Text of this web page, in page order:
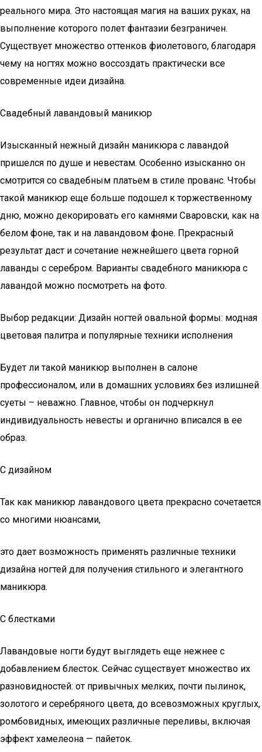
реального мира. Это настоящая магия на ваших руках, на
выполнение которого полет фантазии безграничен.
Существует множество оттенков фиолетового, благодаря
чему на ногтях можно воссоздать практически все
современные идеи дизайна.
Свадебный лавандовый маникюр
Изысканный нежный дизайн маникюра с лавандой
пришелся по душе и невестам. Особенно изысканно он
смотрится со свадебным платьем в стиле прованс. Чтобы
такой маникюр еще больше подошел к торжественному
дню, можно декорировать его камнями Сваровски, как на
белом фоне, так и на лавандовом фоне. Прекрасный
результат даст и сочетание нежнейшего цвета горной
лаванды с серебром. Варианты свадебного маникюра с
лавандой можно посмотреть на фото.
Выбор редакции: Дизайн ногтей овальной формы: модная
цветовая палитра и популярные техники исполнения
Будет ли такой маникюр выполнен в салоне
профессионалом, или в домашних условиях без излишней
суеты – неважно. Главное, чтобы он подчеркнул
индивидуальность невесты и органично вписался в ее
образ.
С дизайном
Так как маникюр лавандового цвета прекрасно сочетается
со многими нюансами,
это дает возможность применять различные техники
дизайна ногтей для получения стильного и элегантного
маникюра.
С блестками
Лавандовые ногти будут выглядеть еще нежнее с
добавлением блесток. Сейчас существует множество их
разновидностей: от привычных мелких, почти пылинок,
золотого и серебряного цвета, до всевозможных круглых,
ромбовидных, имеющих различные переливы, включая
эффект хамелеона — пайеток.